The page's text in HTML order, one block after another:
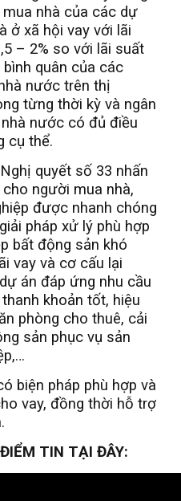
nhà của các dự
ở xã hội vay với lãi
– 2% so với lãi suất
quân của các
nước trên thị
từng thời kỳ và ngân
nước có đủ điều
cụ thể.
quyết số 33 nhấn
người mua nhà,
được nhanh chóng
pháp xử lý phù hợp
bất động sản khó
vay và cơ cấu lại
án đáp ứng nhu cầu
khoản tốt, hiệu
phòng cho thuê, cải
sản phục vụ sản
biện pháp phù hợp và
vay, đồng thời hỗ trợ
TIN TẠI ĐÂY: